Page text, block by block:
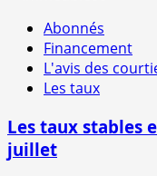
Abonnés
Financement
L'avis des
Les taux
Les taux stables
juillet